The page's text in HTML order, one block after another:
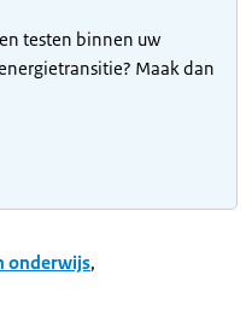
testen binnen uw
Maak dan
onderwijs,